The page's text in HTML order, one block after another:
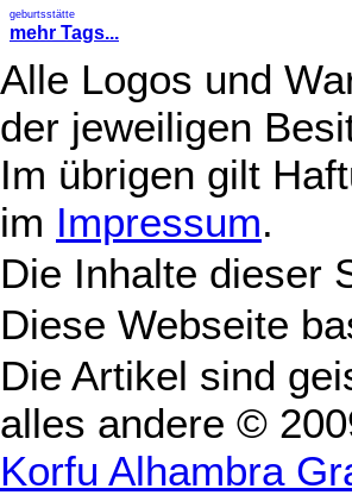
geburtsstätte
mehr Tags...
Alle Logos und
der jeweiligen
Im übrigen gilt
im Impressum.
Die Inhalte dieser
Diese Webseite
Die Artikel sind
alles andere ©
Korfu Alhambra